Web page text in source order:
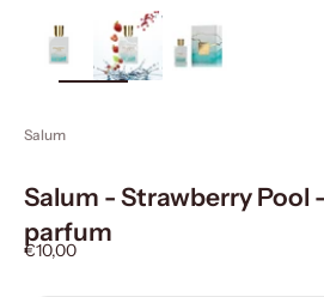
ingrandisci
immagine
Salum
Salum - Strawberry Pool
parfum
Prezzo scontato
€10,00